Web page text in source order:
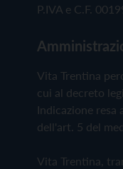
P.IVA e C.F.
Vita Trentina
cui al decreto
Indicazione resa
dell'art. 5 del
Vita Trentina,